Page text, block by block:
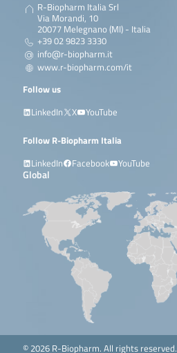
R-Biopharm Italia Srl
Via Morandi, 10
20077 Melegnano (MI) - Italia
+39 02 9823 3330
info@r-biopharm.it
www.r-biopharm.com/it
Follow us
LinkedIn
X YouTube
Follow R-Biopharm Italia
LinkedIn
Facebook YouTube
Global
© 2026 R-Biopharm. All rights reserved.